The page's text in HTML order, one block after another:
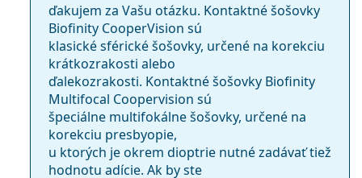
ďakujem za Vašu otázku. Kontaktné šošovky
Biofinity CooperVision sú
klasické sférické šošovky, určené na korekciu
krátkozrakosti alebo
ďalekozrakosti. Kontaktné šošovky Biofinity
Multifocal Coopervision sú
špeciálne multifokálne šošovky, určené na
korekciu presbyopie,
u ktorých je okrem dioptrie nutné zadávať tiež
hodnotu adície. Ak by ste